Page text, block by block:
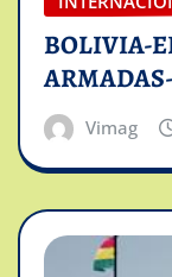
BOLIVIA-
Vimag